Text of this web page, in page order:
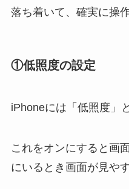
落ち着いて、確実に操
①低照度の設定
iPhoneには「低照度」
これをオンにすると画
にいるとき画面が見や